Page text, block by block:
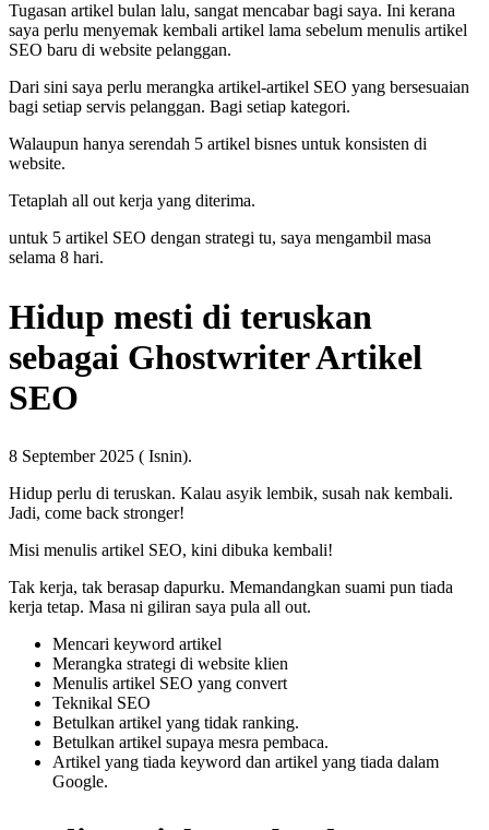
Tugasan artikel bulan lalu, sangat mencabar bagi saya. Ini kerana
saya perlu menyemak kembali artikel lama sebelum menulis artikel
SEO baru di website pelanggan.
Dari sini saya perlu merangka artikel-artikel SEO yang bersesuaian
bagi setiap servis pelanggan. Bagi setiap kategori.
Walaupun hanya serendah 5 artikel bisnes untuk konsisten di
website.
Tetaplah all out kerja yang diterima.
untuk 5 artikel SEO dengan strategi tu, saya mengambil masa
selama 8 hari.
Hidup mesti di teruskan
sebagai Ghostwriter Artikel
SEO
8 September 2025 ( Isnin).
Hidup perlu di teruskan. Kalau asyik lembik, susah nak kembali.
Jadi, come back stronger!
Misi menulis artikel SEO, kini dibuka kembali!
Tak kerja, tak berasap dapurku. Memandangkan suami pun tiada
kerja tetap. Masa ni giliran saya pula all out.
Mencari keyword artikel
Merangka strategi di website klien
Menulis artikel SEO yang convert
Teknikal SEO
Betulkan artikel yang tidak ranking.
Betulkan artikel supaya mesra pembaca.
Artikel yang tiada keyword dan artikel yang tiada dalam
Google.